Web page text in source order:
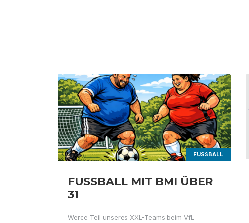
FUSSBALL
FUSSBALL MIT BMI ÜBER 3
1
Werde Teil unseres XXL-Teams beim VfL